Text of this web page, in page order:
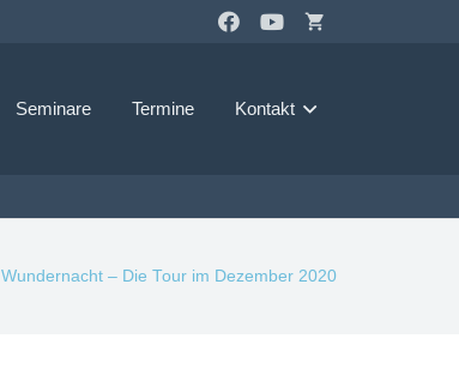
shopping_cart
Seminare Termine Kontakt
Wundernacht – Die Tour im Dezember 2020